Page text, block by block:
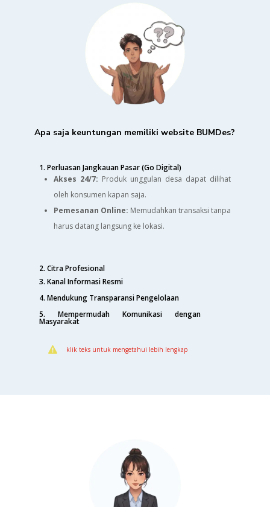
Apa saja keuntungan memiliki website BUMDes?
1. Perluasan Jangkauan Pasar (Go Digital)
Akses 24/7: Produk unggulan desa dapat dilihat
oleh konsumen kapan saja.
Pemesanan Online: Memudahkan transaksi tanpa
harus datang langsung ke lokasi.
2. Citra Profesional
3. Kanal Informasi Resmi
4. Mendukung Transparansi Pengelolaan
5. Mempermudah Komunikasi dengan
Masyarakat
 klik teks untuk mengetahui lebih lengkap